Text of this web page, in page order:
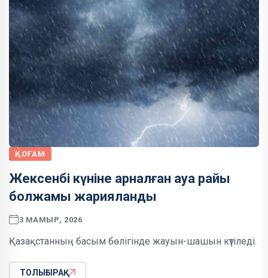
ҚОҒАМ
Жексенбі күніне арналған ауа райы
болжамы жарияланды
3 МАМЫР, 2026
Қазақстанның басым бөлігінде жауын-шашын күтіледі.
ТОЛЫҒЫРАҚ